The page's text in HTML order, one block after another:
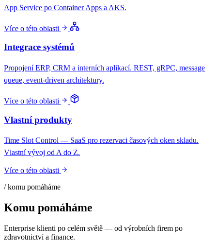
App Service po Container Apps a AKS.
Více o této oblasti
Integrace systémů
Propojení ERP, CRM a interních aplikací. REST, gRPC, message
queue, event-driven architektury.
Více o této oblasti
Vlastní produkty
Time Slot Control — SaaS pro rezervaci časových oken skladu.
Vlastní vývoj od A do Z.
Více o této oblasti
/ komu pomáháme
Komu pomáháme
Enterprise klienti po celém světě — od výrobních firem po
zdravotnictví a finance.